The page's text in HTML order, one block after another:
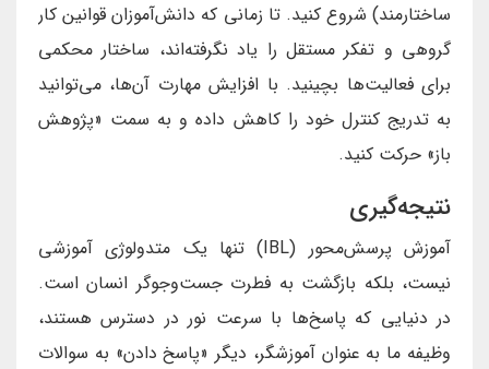
ساختارمند) شروع کنید. تا زمانی که دانش‌آموزان قوانین کار
گروهی و تفکر مستقل را یاد نگرفته‌اند، ساختار محکمی
برای فعالیت‌ها بچینید. با افزایش مهارت آن‌ها، می‌توانید
به تدریج کنترل خود را کاهش داده و به سمت «پژوهش
باز» حرکت کنید.
نتیجه‌گیری
آموزش پرسش‌محور (IBL) تنها یک متدولوژی آموزشی
نیست، بلکه بازگشت به فطرت جست‌وجوگر انسان است.
در دنیایی که پاسخ‌ها با سرعت نور در دسترس هستند،
وظیفه ما به عنوان آموزشگر، دیگر «پاسخ دادن» به سوالات